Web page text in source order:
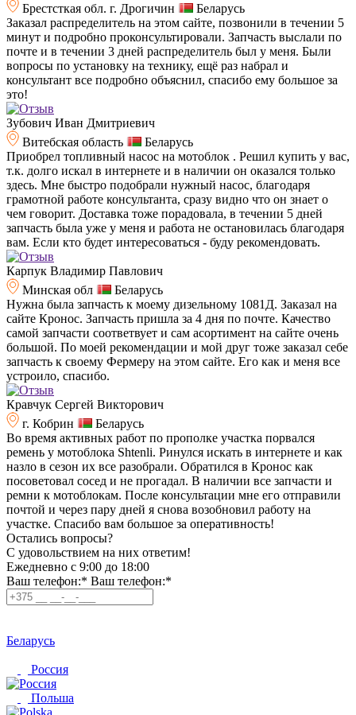
Брестсткая обл. г. Дрогичин
Беларусь
Заказал распределитель на этом сайте, позвонили в течении 5
минут и подробно проконсультировали. Запчасть выслали по
почте и в течении 3 дней распределитель был у меня. Были
вопросы по установку на технику, ещё раз набрал и
консультант все подробно объяснил, спасибо ему большое за
это!
Зубович Иван Дмитриевич
Витебская область
Беларусь
Приобрел топливный насос на мотоблок . Решил купить у вас,
т.к. долго искал в интернете и в наличии он оказался только
здесь. Мне быстро подобрали нужный насос, благодаря
грамотной работе консультанта, сразу видно что он знает о
чем говорит. Доставка тоже порадовала, в течении 5 дней
запчасть была уже у меня и работа не остановилась благодаря
вам. Если кто будет интересоваться - буду рекомендовать.
Карпук Владимир Павлович
Минская обл
Беларусь
Нужна была запчасть к моему дизельному 1081Д. Заказал на
сайте Кронос. Запчасть пришла за 4 дня по почте. Качество
самой запчасти соответвует и сам асортимент на сайте очень
большой. По моей рекомендации и мой друг тоже заказал себе
запчасть к своему Фермеру на этом сайте. Его как и меня все
устроило, спасибо.
Кравчук Сергей Викторович
г. Кобрин
Беларусь
Во время активных работ по прополке участка порвался
ремень у мотоблока Shtenli. Ринулся искать в интернете и как
назло в сезон их все разобрали. Обратился в Кронос как
посоветовал сосед и не прогадал. В наличии все запчасти и
ремни к мотоблокам. После консультации мне его отправили
почтой и через пару дней я снова возобновил работу на
участке. Спасибо вам большое за оперативность!
Остались вопросы?
C удовольствием на них ответим!
Ежедневно с 9:00 до 18:00
Ваш телефон:* Ваш телефон:*
Беларусь
Россия
Польша